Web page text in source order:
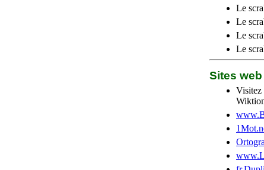
Le
Le
Le
Le
Sites
Visitez